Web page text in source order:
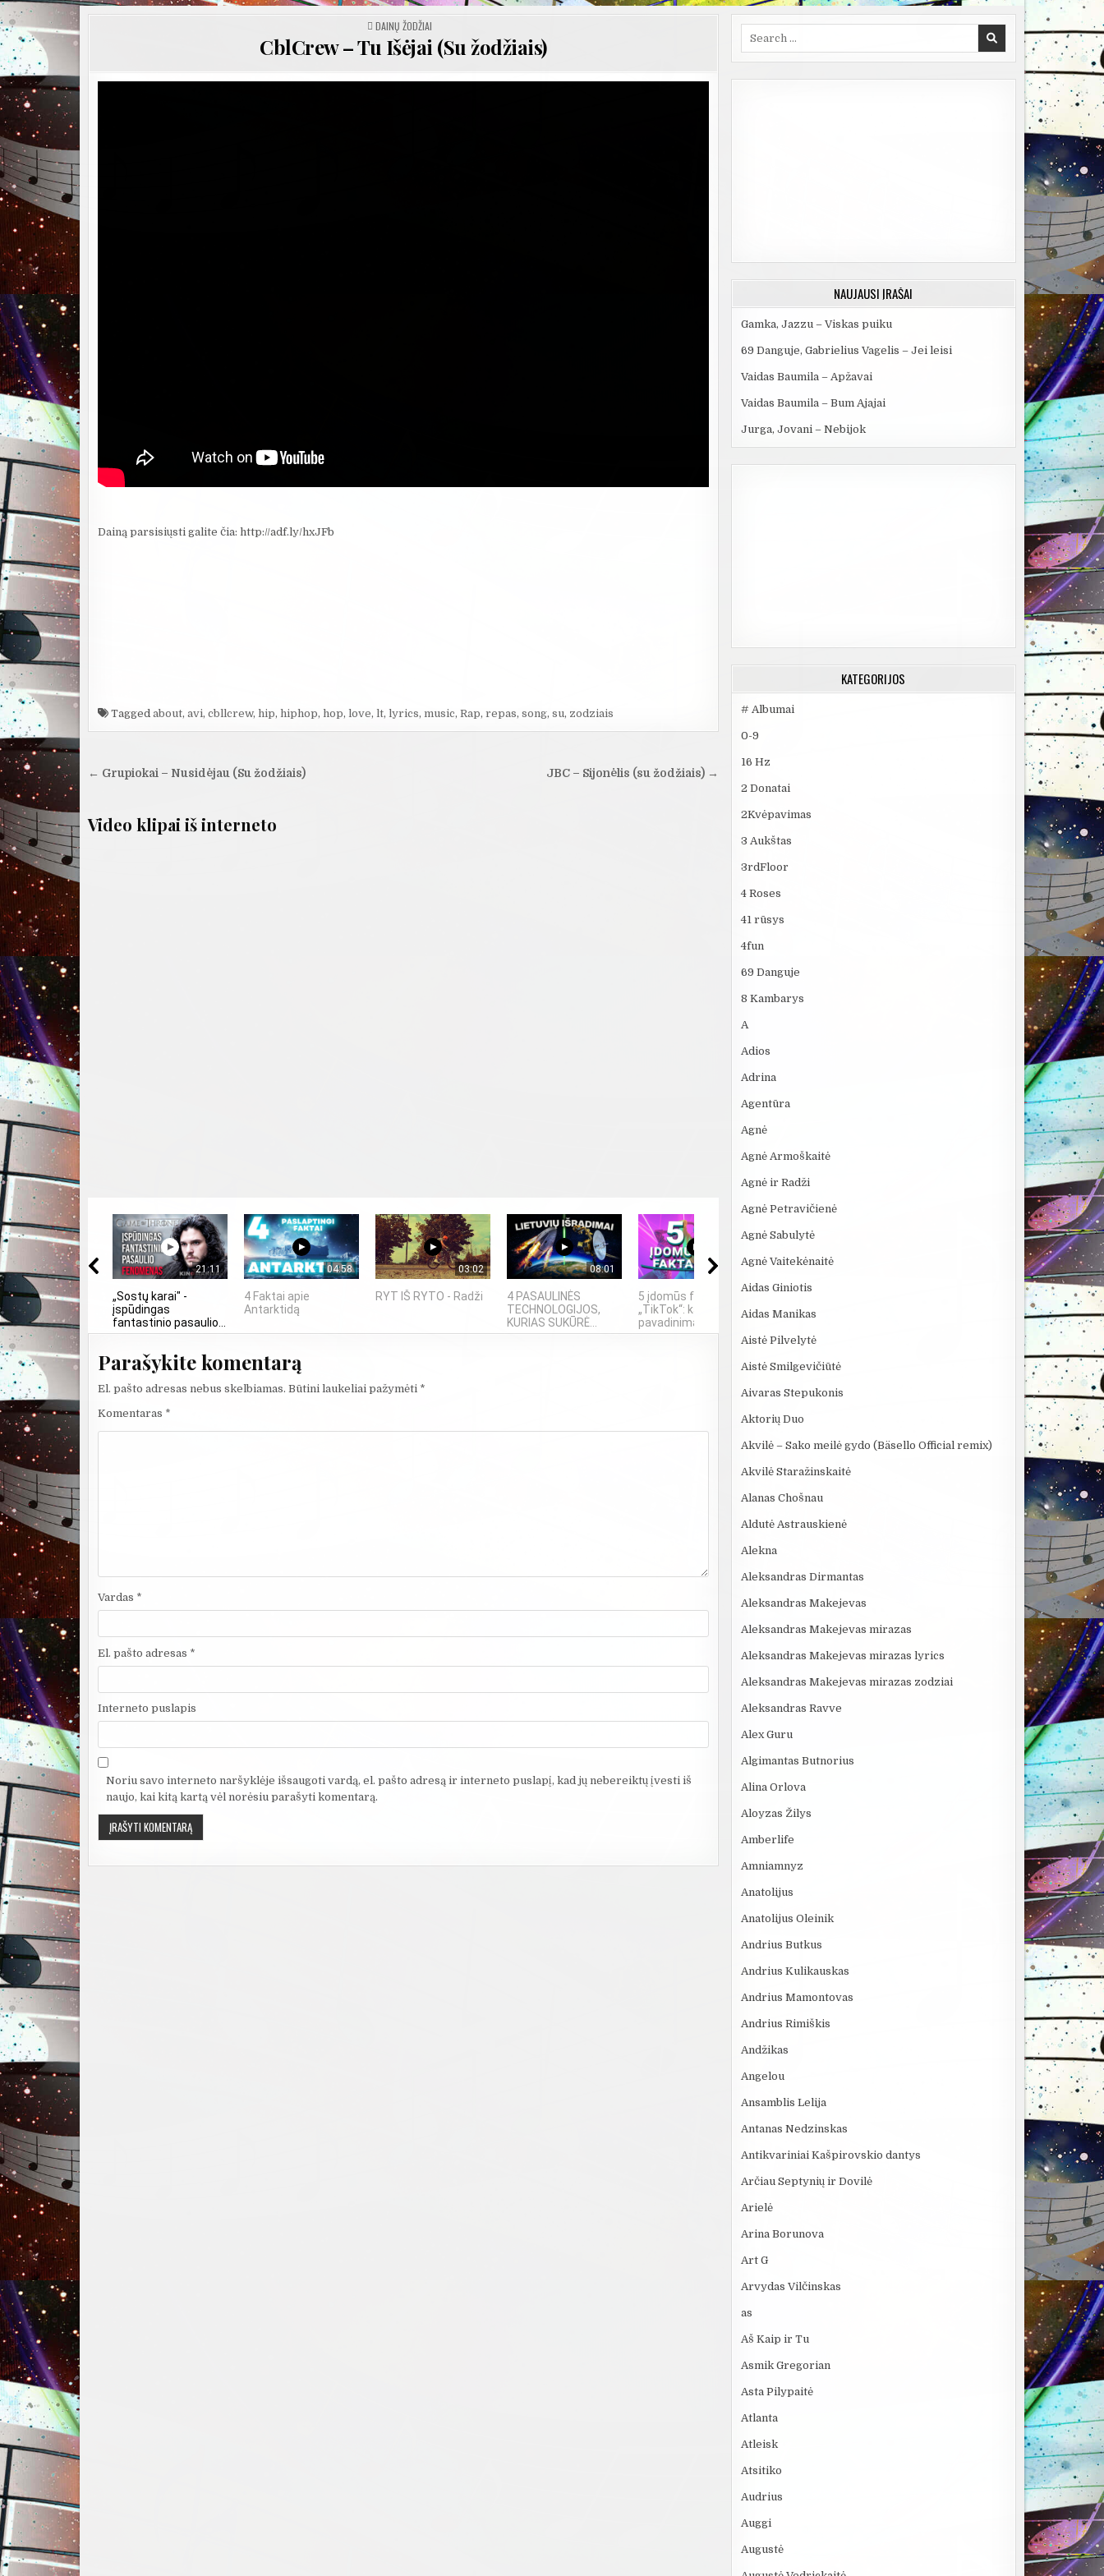
POSTED
IN
DAINŲ ŽODŽIAI
CblCrew – Tu Išėjai (Su žodžiais)
Dainą parsisiųsti galite čia: http://adf.ly/hxJFb
Tagged about, avi, cbllcrew, hip, hiphop, hop, love, lt, lyrics, music, Rap, repas, song, su, zodziais
Navigacija
įrašų
JBC – Sijonėlis (su žodžiais) →
← Grupiokai – Nusidėjau (Su žodžiais)
Video klipai iš interneto
21:11
„Sostų karai" -
įspūdingas
fantastinio pasaulio...
04:58
4 Faktai apie
Antarktidą
03:02
RYT IŠ RYTO - Radži
08:01
4 PASAULINĖS
TECHNOLOGIJOS,
KURIAS SUKŪRĖ...
5 įdomūs faktai apie
„TikTok“: ką reiškia
pavadinimas ir ne tik
KILMĖS NASA
5
SPROGIMAI...
Parašykite komentarą
El. pašto adresas nebus skelbiamas. Būtini laukeliai pažymėti *
Komentaras *
Vardas *
El. pašto adresas *
Interneto puslapis
Noriu savo interneto naršyklėje išsaugoti vardą, el. pašto adresą ir interneto puslapį, kad jų nebereiktų įvesti iš
naujo, kai kitą kartą vėl norėsiu parašyti komentarą.
NAUJAUSI ĮRAŠAI
Gamka, Jazzu – Viskas puiku
69 Danguje, Gabrielius Vagelis – Jei leisi
Vaidas Baumila – Apžavai
Vaidas Baumila – Bum Ajajai
Jurga, Jovani – Nebijok
KATEGORIJOS
# Albumai
0-9
16 Hz
2 Donatai
2Kvėpavimas
3 Aukštas
3rdFloor
4 Roses
41 rūsys
4fun
69 Danguje
8 Kambarys
A
Adios
Adrina
Agentūra
Agnė
Agnė Armoškaitė
Agnė ir Radži
Agnė Petravičienė
Agnė Sabulytė
Agnė Vaitekėnaitė
Aidas Giniotis
Aidas Manikas
Aistė Pilvelytė
Aistė Smilgevičiūtė
Aivaras Stepukonis
Aktorių Duo
Akvilė – Sako meilė gydo (Bäsello Official remix)
Akvilė Staražinskaitė
Alanas Chošnau
Aldutė Astrauskienė
Alekna
Aleksandras Dirmantas
Aleksandras Makejevas
Aleksandras Makejevas mirazas
Aleksandras Makejevas mirazas lyrics
Aleksandras Makejevas mirazas zodziai
Aleksandras Ravve
Alex Guru
Algimantas Butnorius
Alina Orlova
Aloyzas Žilys
Amberlife
Amniamnyz
Anatolijus
Anatolijus Oleinik
Andrius Butkus
Andrius Kulikauskas
Andrius Mamontovas
Andrius Rimiškis
Andžikas
Angelou
Ansamblis Lelija
Antanas Nedzinskas
Antikvariniai Kašpirovskio dantys
Arčiau Septynių ir Dovilė
Arielė
Arina Borunova
Art G
Arvydas Vilčinskas
as
Aš Kaip ir Tu
Asmik Gregorian
Asta Pilypaitė
Atlanta
Atleisk
Atsitiko
Audrius
Auggi
Augustė